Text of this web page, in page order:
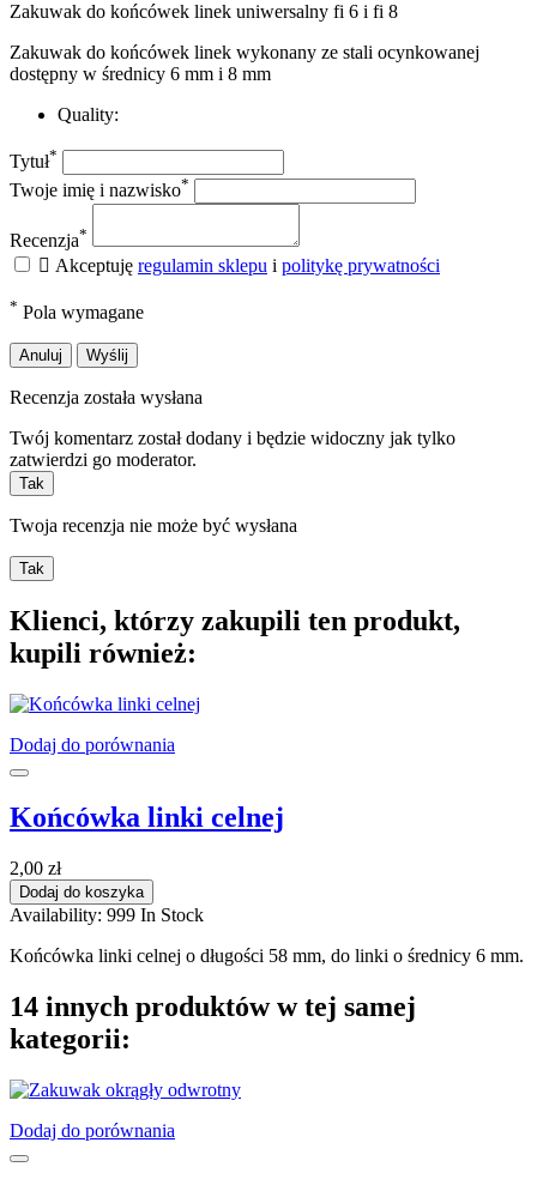
Zakuwak do końcówek linek uniwersalny fi 6 i fi 8
Zakuwak do końcówek linek wykonany ze stali ocynkowanej
dostępny w średnicy 6 mm i 8 mm
Quality:
Tytuł*
Twoje imię i nazwisko*
Recenzja*
 Akceptuję regulamin sklepu i politykę prywatności
* Pola wymagane
Anuluj Wyślij
Recenzja została wysłana
Twój komentarz został dodany i będzie widoczny jak tylko
zatwierdzi go moderator.
Tak
Twoja recenzja nie może być wysłana
Tak
Klienci, którzy zakupili ten produkt,
kupili również:
Dodaj do porównania
Końcówka linki celnej
2,00 zł
Dodaj do koszyka
Availability: 999 In Stock
Końcówka linki celnej o długości 58 mm, do linki o średnicy 6 mm.
14 innych produktów w tej samej
kategorii:
Dodaj do porównania